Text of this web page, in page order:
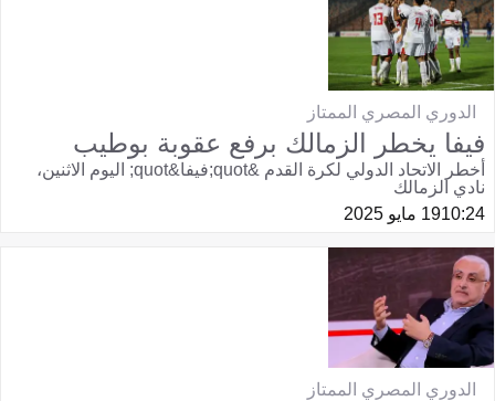
الدوري المصري الممتاز
فيفا يخطر الزمالك برفع عقوبة بوطيب
أخطر الاتحاد الدولي لكرة القدم &quot;فيفا&quot; اليوم الاثنين،
نادي الزمالك
10:2419 مايو 2025
الدوري المصري الممتاز